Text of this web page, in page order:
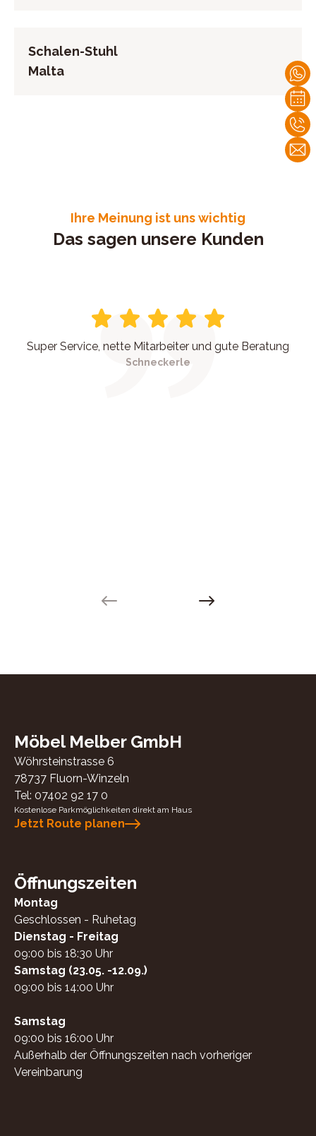
Schalen-Stuhl
Malta
Ihre Meinung ist uns wichtig
Das sagen unsere Kunden
Super Service, nette Mitarbeiter und gute Beratung
Schneckerle
Next slide
Möbel Melber GmbH
Wöhrsteinstrasse 6
78737 Fluorn-Winzeln
Tel: 07402 92 17 0
Kostenlose Parkmöglichkeiten direkt am Haus
Jetzt Route planen
Öffnungszeiten
Montag
Geschlossen - Ruhetag
Dienstag - Freitag
09:00 bis 18:30 Uhr
Samstag (23.05. -12.09.)
09:00 bis 14:00 Uhr
Samstag
09:00 bis 16:00 Uhr
Außerhalb der Öffnungszeiten nach vorheriger
Vereinbarung